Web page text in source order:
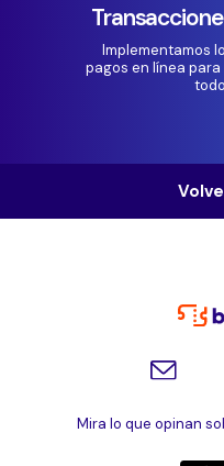
Implementamos
pagos en línea
Mira lo que opinan